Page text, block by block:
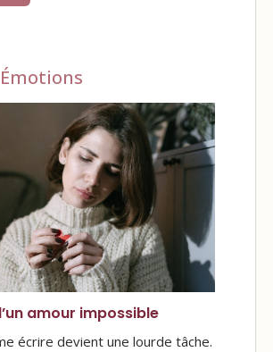
Émotions
amour impossible
écrire devient une lourde tâche.